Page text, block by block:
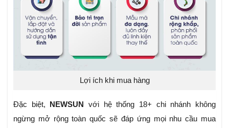
Lợi ích khi mua hàng
Đặc biệt, NEWSUNvới hệ thống 18+ chi nhánh không
ngừng mở rộng toàn quốc sẽ đáp ứng mọi nhu cầu mua